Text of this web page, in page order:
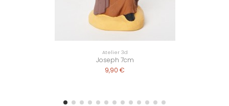
Atelier 3d
Joseph 7cm
9,90 €